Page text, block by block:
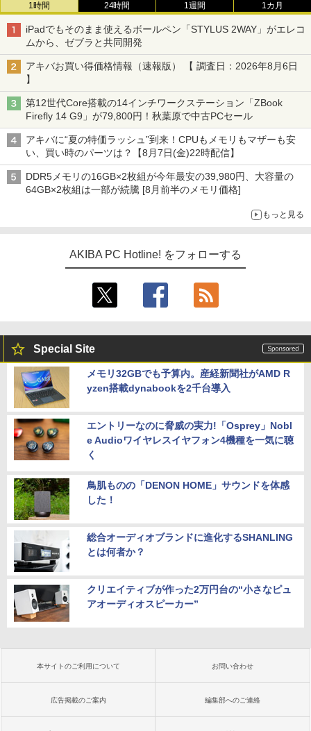
1時間 24時間 1週間 1カ月
iPadでもそのまま使えるボールペン「STYLUS 2WAY」がエレコ
ムから、ゼブラと共同開発
アキバお買い得価格情報（速報版） 【 調査日：2026年8月6日
】
第12世代Core搭載の14インチワークステーション「ZBook
Firefly 14 G9」が79,800円！秋葉原で中古PCセール
アキバに“夏の特価ラッシュ”到来！CPUもメモリもマザーも安
い、買い時のパーツは？【8月7日(金)22時配信】
DDR5メモリの16GB×2枚組が今年最安の39,980円、大容量の
64GB×2枚組は一部が続騰 [8月前半のメモリ価格]
もっと見る
AKIBA PC Hotline! をフォローする
Special Site
メモリ32GBでも予算内。産経新聞社がAMD R
yzen搭載dynabookを2千台導入
エントリーなのに脅威の実力!「Osprey」Nobl
e Audioワイヤレスイヤフォン4機種を一気に聴
く
鳥肌ものの「DENON HOME」サウンドを体感
した！
総合オーディオブランドに進化するSHANLING
とは何者か？
クリエイティブが作った2万円台の“小さなピュ
アオーディオスピーカー”
本サイトのご利用について お問い合わせ
広告掲載のご案内 編集部へのご連絡